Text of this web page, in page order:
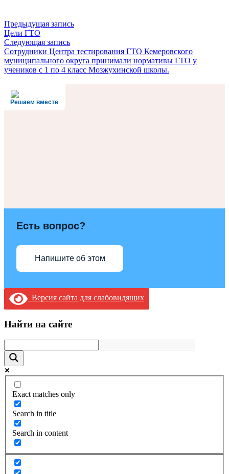
Предыдущая запись
Цели ГТО
Следующая запись
Сотрудники Центра тестирования ГТО Кемеровского
муниципального округа принимали нормативы ГТО у
учеников с 1 по 4 класс Мозжухинской школы.
Решаем вместе
Есть вопрос?
Напишите об этом
Версия сайта для слабовидящих
Найти на сайте
Exact matches only
Search in title
Search in content